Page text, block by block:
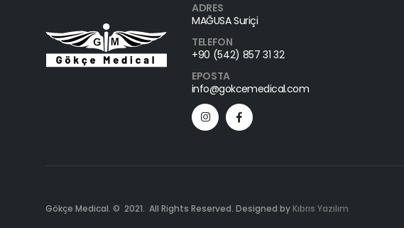
ADRES
MAĞUSA Suriçi
TELEFON
+90 (542) 857 31 32
EPOSTA
info@gokcemedical.com
Gökçe Medical. © 2021. All Rights Reserved. Designed by Kıbrıs Yazılım